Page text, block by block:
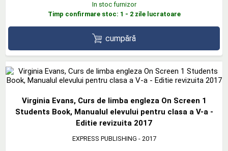
In stoc furnizor
Timp confirmare stoc: 1 - 2 zile lucratoare
cumpără
Virginia Evans, Curs de limba engleza On Screen 1
Students Book, Manualul elevului pentru clasa a V-a -
Editie revizuita 2017
EXPRESS PUBLISHING - 2017